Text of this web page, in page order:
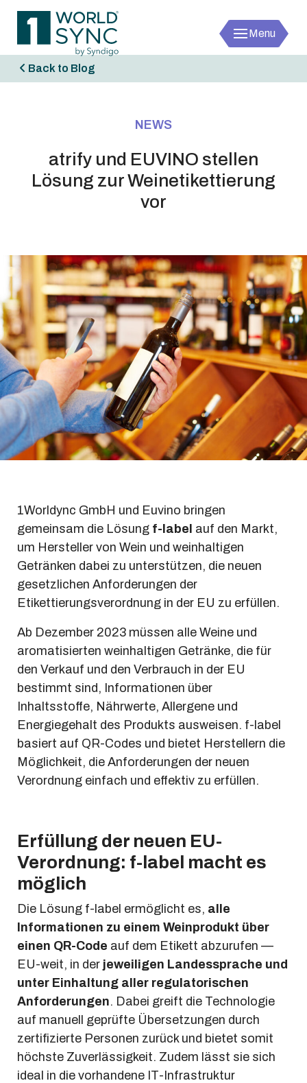
1worldsync
Menu
Back to Blog
NEWS
atrify und EUVINO stellen
Lösung zur Weinetikettierung
vor
1Worldync GmbH und Euvino bringen
gemeinsam die Lösung f-label auf den Markt,
um Hersteller von Wein und weinhaltigen
Getränken dabei zu unterstützen, die neuen
gesetzlichen Anforderungen der
Etikettierungsverordnung in der EU zu erfüllen.
Ab Dezember 2023 müssen alle Weine und
aromatisierten weinhaltigen Getränke, die für
den Verkauf und den Verbrauch in der EU
bestimmt sind, Informationen über
Inhaltsstoffe, Nährwerte, Allergene und
Energiegehalt des Produkts ausweisen. f-label
basiert auf QR-Codes und bietet Herstellern die
Möglichkeit, die Anforderungen der neuen
Verordnung einfach und effektiv zu erfüllen.
Erfüllung der neuen EU-
Verordnung: f-label macht es
möglich
Die Lösung f-label ermöglicht es, alle
Informationen zu einem Weinprodukt über
einen QR-Code auf dem Etikett abzurufen —
EU-weit, in der jeweiligen Landessprache und
unter Einhaltung aller regulatorischen
Anforderungen. Dabei greift die Technologie
auf manuell geprüfte Übersetzungen durch
zertifizierte Personen zurück und bietet somit
höchste Zuverlässigkeit. Zudem lässt sie sich
ideal in die vorhandene IT-Infrastruktur